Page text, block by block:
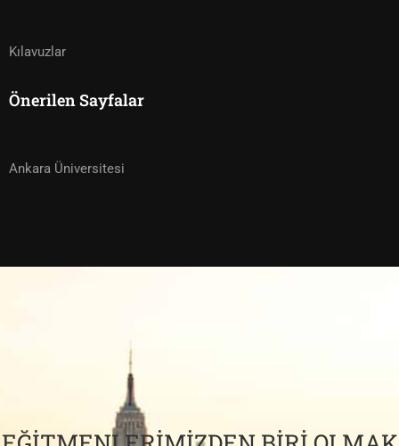
Kılavuzlar
Önerilen Sayfalar
Ankara Üniversitesi